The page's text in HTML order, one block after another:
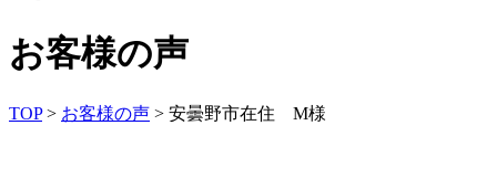
お客様の声
TOP> お客様の声 > 安曇野市在住 M様